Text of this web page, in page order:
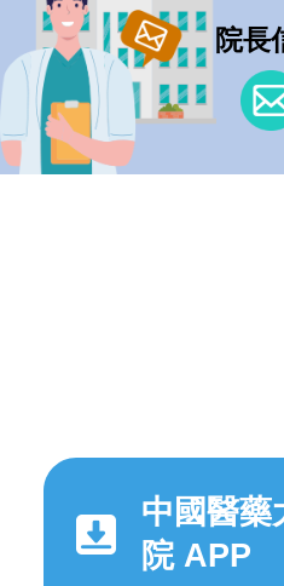
院長
中國醫藥
院 APP